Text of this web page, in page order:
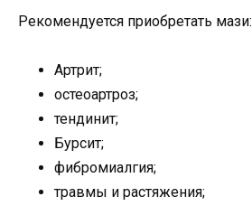
Рекомендуется приобретать мази:
Артрит;
остеоартроз;
тендинит;
Бурсит;
фибромиалгия;
травмы и растяжения;